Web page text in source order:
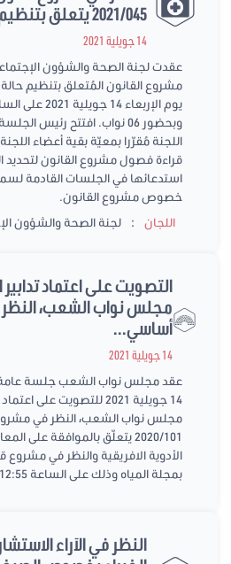
2021/045 يتعلق بتنظيم حالة...
14 جويلية 2021
عقدت لجنة الصحة والشؤون
مشروع القانون المُتعلق بتنظيم
يوم الإربعاء
وبحضور 06 نواب. افتتح رئيس
اللجنة مُقرّرا بمعيّة بقية أعضاء
قراءة فصول مشروع القانون لتحديد
استدعائها في الجلسات القادمة
خصوص مشروع القانون.
اللجان
: لجنة الصحة والشؤون
التصويت على اعتماد
مجلس نواب الشعب،
أساسي...
14 جويلية 2021
عقد مجلس نواب الشعب جلسة عامة
14 جويلية 2021 للتصويت على
مجلس نواب الشعب، النظر في
2020/101 يتعلّق بالموافقة
بمجلة المياه وذلك على الساعة 12:55.
النظر في الآراء